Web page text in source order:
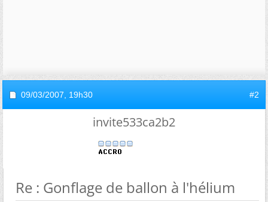
09/03/2007, 19h30 #2
invite533ca2b2
Re : Gonflage de ballon à l'hélium